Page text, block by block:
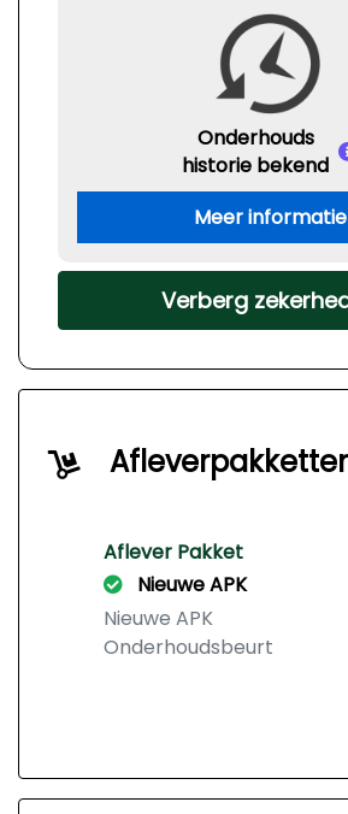
Onderhouds
historie bekend
Meer informatie
Verberg
Aflever Pakket
Nieuwe APK
Nieuwe APK
Onderhoudsbeurt